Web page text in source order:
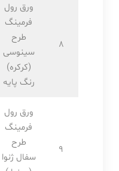
8
ورق رول
فرمینگ
طرح
سینوسی
(کرکره)
رنگ پایه
9
ورق رول
فرمینگ
طرح
سفال ژنوا